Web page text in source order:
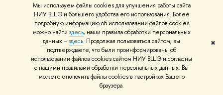
Мы используем файлы cookies для улучшения работы сайта
НИУ ВШЭ и большего удобства его использования. Более
подробную информацию об использовании файлов cookies
можно найти здесь, наши правила обработки персональных
данных –здесь. Продолжая пользоваться сайтом, вы
подтверждаете, что были проинформированы об
использовании файлов cookies сайтом НИУ ВШЭ и согласны
с нашими правилами обработки персональных данных. Вы
можете отключить файлы cookies в настройках Вашего
браузера.
✖
Морского государственного университета
имени адмирала Г.И. Невельского (г.
Владивосток). Они прошли повышение
квалификации и освоили программу
«Экстремальная психология и основы
психологии здоровья», которая была создана в
НИУ ВШЭ специально для слушателей с